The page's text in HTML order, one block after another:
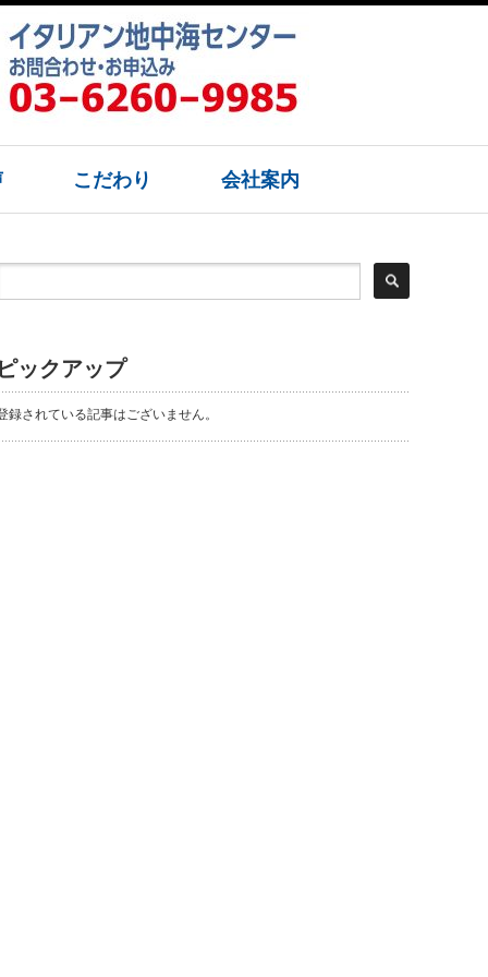
こだわり 会社案内
ピックアップ
録されている記事はございません。